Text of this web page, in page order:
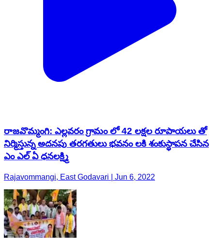
రాజవొమ్మంగి: ఎల్లవరం గ్రామం లో 42 లక్షల రూపాయలు తో
నిర్మిస్తున్న అదనపు తరగతులు భవనం లకి శంకుస్థాపన చేసిన
ఎం ఎల్ ఏ ధనలక్ష్మి
Rajavommangi, East Godavari | Jun 6, 2022